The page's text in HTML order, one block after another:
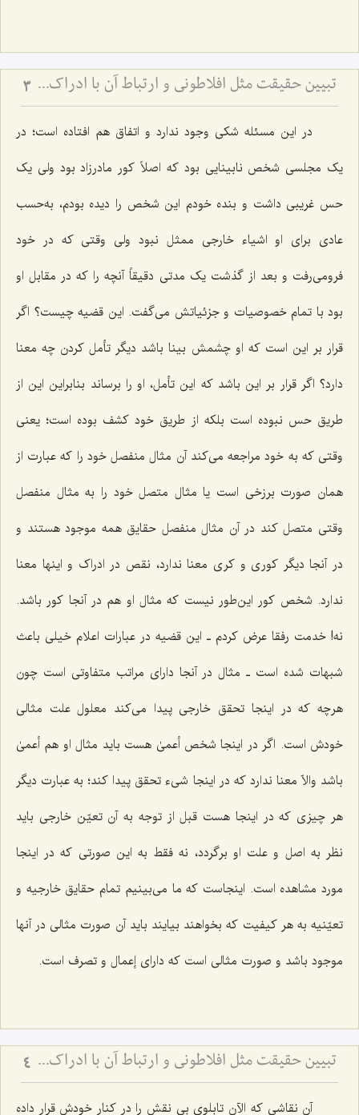
تبیین حقیقت مثل افلاطونی و ارتباط آن با ادراک - نقش تصرفات مثال در تحقق حقایق و افعال انسانی 3
در این مسئله شکى وجود ندارد و اتفاق هم افتاده است؛ در
یک مجلسی شخص نابینایى بود که اصلاً کور مادرزاد بود ولى یک
حس غریبى داشت و بنده خودم این شخص را دیده بودم، به‌حسب
عادى براى او اشیاء خارجى ممثل نبود ولى وقتى که در خود
فرومى‌رفت و بعد از گذشت یک مدتى دقیقاً آنچه را که در مقابل او
بود با تمام خصوصیات و جزئیاتش مى‌گفت. این قضیه چیست؟ اگر
قرار بر این است که او چشمش بینا باشد دیگر تأمل کردن چه معنا
دارد؟ اگر قرار بر این باشد که این تأمل، او را برساند بنابراین این از
طریق حس نبوده است بلکه از طریق خود کشف بوده است؛ یعنى
وقتى که به خود مراجعه مى‌کند آن مثال منفصل خود را که عبارت از
همان صورت برزخی است یا مثال متصل خود را به مثال منفصل
وقتى متصل کند در آن مثال منفصل حقایق همه موجود هستند و
در آنجا دیگر کورى و کرى معنا ندارد، نقص در ادراک و اینها معنا
ندارد. شخص کور این‌طور نیست که مثال او هم در آنجا کور باشد.
نه! خدمت رفقا عرض کردم ـ این قضیه در عبارات اعلام خیلى باعث
شبهات شده است ـ مثال در آنجا داراى مراتب متفاوتى است چون
هرچه که در اینجا تحقق خارجى پیدا مى‌کند معلول علت مثالى
خودش است. اگر در اینجا شخص أعمىٰ هست باید مثال او هم أعمىٰ
باشد والاّ معنا ندارد که در اینجا شی‌ء تحقق پیدا کند؛ به عبارت دیگر
هر چیزى که در اینجا هست قبل از توجه به آن تعیّن خارجی باید
نظر به اصل و علت او برگردد، نه فقط به این صورتى که در اینجا
مورد مشاهده است. اینجاست که ما مى‌بینیم تمام حقایق خارجیه و
تعیّنیه به هر کیفیت که بخواهند بیایند باید آن صورت مثالى در آنها
موجود باشد و صورت مثالى است که داراى إعمال و تصرف است.
تبیین حقیقت مثل افلاطونی و ارتباط آن با ادراک - نقش تصرفات مثال در تحقق حقایق و افعال انسانی 4
آن نقاشى که الآن تابلوى بى نقش را در کنار خودش قرار داده